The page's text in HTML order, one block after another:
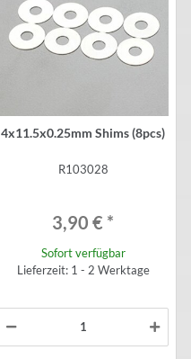
4x11.5x0.25mm Shims (8pcs)
R103028
3,90 € *
Sofort verfügbar
Lieferzeit: 1 - 2 Werktage